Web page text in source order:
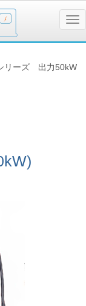
N
a
a
リーズ 出力50kW